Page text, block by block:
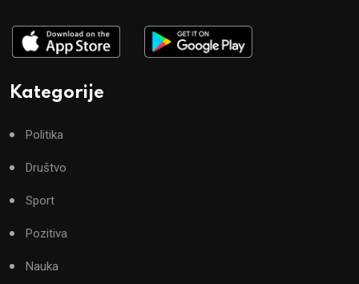
Kategorije
Politika
Društvo
Sport
Pozitiva
Nauka